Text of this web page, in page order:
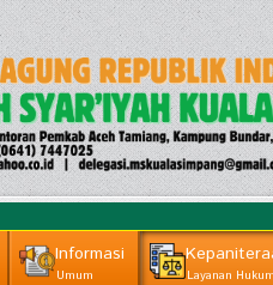
Informasi
Umum Layanan